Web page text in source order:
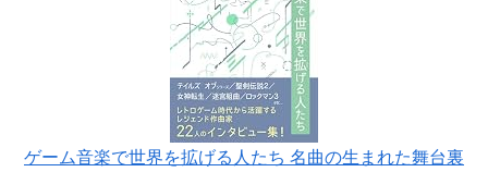
ゲーム音楽で世界を拡げる人たち 名曲の生まれた舞台裏